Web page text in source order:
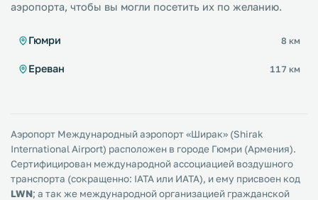
аэропорта, чтобы вы могли посетить их по желанию.
Гюмри 8 км
Ереван 117 км
Аэропорт Международный аэропорт «Ширак» (Shirak
International Airport) расположен в городе Гюмри (Армения).
Сертифицирован международной ассоциацией воздушного
транспорта (сокращенно: IATA или ИАТА), и ему присвоен код
LWN; а так же международной организацией гражданской